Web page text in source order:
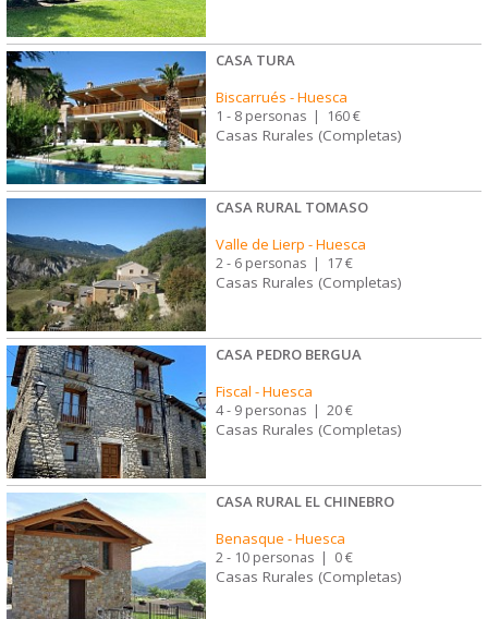
CASA TURA
Biscarrués -Huesca
1 - 8 personas 160 €
Casas Rurales (Completas)
CASA RURAL TOMASO
Valle de Lierp -Huesca
2 - 6 personas | 17 €
Casas Rurales (Completas)
CASA PEDRO BERGUA
Fiscal -Huesca
4 - 9 personas | 20 €
Casas Rurales (Completas)
CASA RURAL EL CHINEBRO
Benasque -Huesca
2 - 10 personas | 0 €
Casas Rurales (Completas)